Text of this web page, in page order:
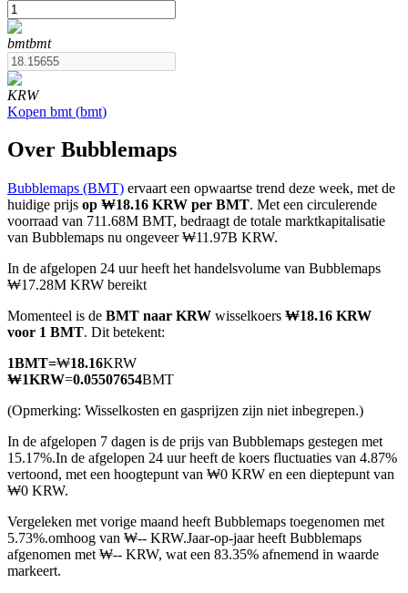
COIN-M-futures
Cryptocurrency-futures
TradFi
Derivaten voor aandelen, forex, edelmetalen en grondstoffen
Futures met USDC als onderpand
bmtbmt
KRW
Kopen bmt (bmt)
Over Bubblemaps
Bubblemaps (BMT) ervaart een opwaartse trend deze week, met de
huidige prijs op ₩18.16 KRW per BMT. Met een circulerende
voorraad van 711.68M BMT, bedraagt de totale marktkapitalisatie
van Bubblemaps nu ongeveer ₩11.97B KRW.
In de afgelopen 24 uur heeft het handelsvolume van Bubblemaps
₩17.28M KRW bereikt
Momenteel is de BMT naar KRW wisselkoers ₩18.16 KRW
voor 1 BMT. Dit betekent:
1BMT=₩18.16KRW
₩1KRW=0.05507654BMT
(Opmerking: Wisselkosten en gasprijzen zijn niet inbegrepen.)
In de afgelopen 7 dagen is de prijs van Bubblemaps gestegen met
15.17%.In de afgelopen 24 uur heeft de koers fluctuaties van 4.87%
vertoond, met een hoogtepunt van ₩0 KRW en een dieptepunt van
₩0 KRW.
Vergeleken met vorige maand heeft Bubblemaps toegenomen met
5.73%.omhoog van ₩-- KRW.Jaar-op-jaar heeft Bubblemaps
afgenomen met ₩-- KRW, wat een 83.35% afnemend in waarde
markeert.